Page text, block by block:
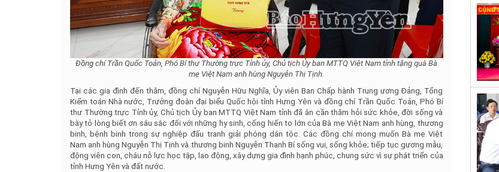
Đồng chí Trần Quốc Toản, Phó Bí thư Thường trực Tỉnh ủy, Chủ tịch Ủy ban MTTQ Việt Nam tỉnh tặng quà Bà
mẹ Việt Nam anh hùng Nguyễn Thị Tịnh.
Tại các gia đình đến thăm, đồng chí Nguyễn Hữu Nghĩa, Ủy viên Ban Chấp hành Trung ương Đảng, Tổng
Kiểm toán Nhà nước, Trưởng đoàn đại biểu Quốc hội tỉnh Hưng Yên và đồng chí Trần Quốc Toản, Phó Bí
thư Thường trực Tỉnh ủy, Chủ tịch Ủy ban MTTQ Việt Nam tỉnh đã ân cần thăm hỏi sức khỏe, đời sống và
bày tỏ lòng biết ơn sâu sắc đối với những hy sinh, cống hiến to lớn của Bà mẹ Việt Nam anh hùng, thương
binh, bệnh binh trong sự nghiệp đấu tranh giải phóng dân tộc. Các đồng chí mong muốn Bà mẹ Việt
Nam anh hùng Nguyễn Thị Tịnh và thương binh Nguyễn Thanh Bí sống vui, sống khỏe; tiếp tục gương mẫu,
động viên con, cháu nỗ lực học tập, lao động, xây dựng gia đình hạnh phúc, chung sức vì sự phát triển của
tỉnh Hưng Yên và đất nước.